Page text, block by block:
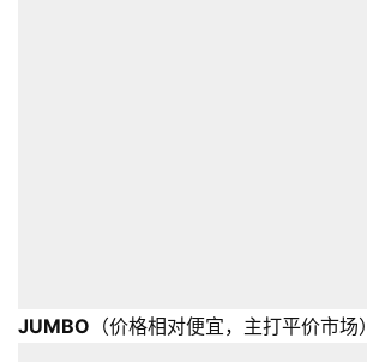
JUMBO （价格相对便宜，主打平价市场）